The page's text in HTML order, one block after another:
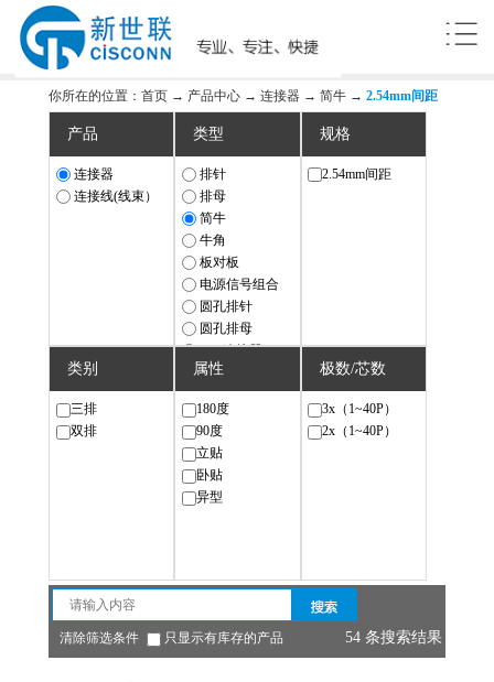
你所在的位置： 首页 → 产品中心 → 连接器 → 简牛 → 2.54mm间距
产品
连接器
连接线(线束）
类型
排针
排母
简牛
牛角
板对板
电源信号组合
圆孔排针
圆孔排母
IDC连接器
Wafer（座子）
FPC/FFC
接线端子台
以太网
USB/SATA
航空插
House（胶壳）
规格
2.54mm间距
类别
三排
双排
属性
180度
90度
立贴
卧贴
异型
极数/芯数
3x（1~40P）
2x（1~40P）
清除筛选条件 只显示有库存的产品 54 条搜索结果